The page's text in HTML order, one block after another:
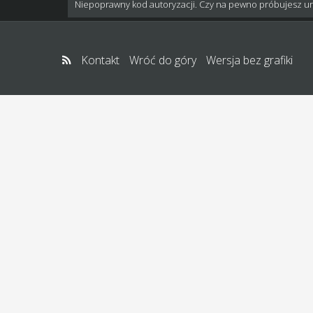
Niepoprawny kod autoryzacji. Czy na pewno próbujesz
Kontakt Wróć do góry Wersja bez grafiki